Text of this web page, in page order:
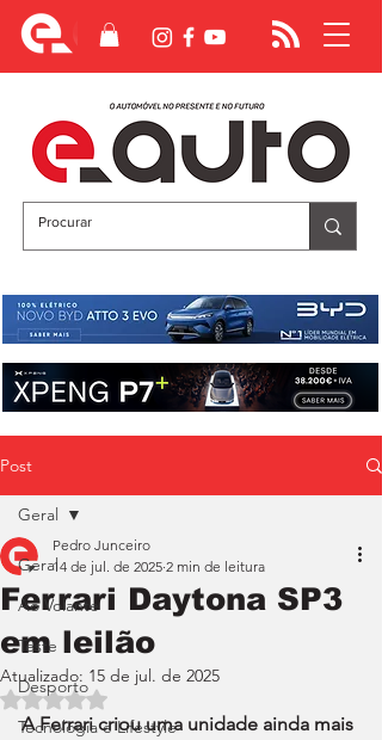
Post
Geral
Ao Volante
Teste
Desporto
Tecnologia e Lifestyle
Geral
Ferrari Daytona SP3
em leilão
Pedro Junceiro
14 de jul. de 2025 2 min de leitura
Atualizado: 15 de jul. de 2025
Avaliado com NaN de 5 estrelas.
A Ferrari criou uma unidade ainda mais